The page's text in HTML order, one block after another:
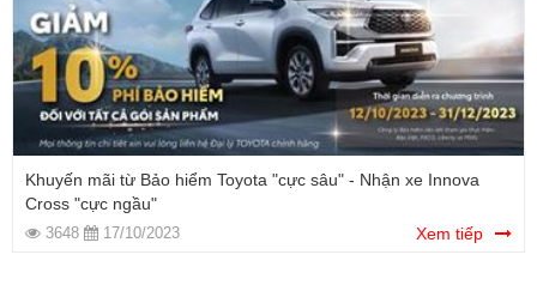
Khuyến mãi từ Bảo hiểm Toyota "cực sâu" - Nhận xe Innova
Cross "cực ngầu"
3648 17/10/2023 Xem tiếp